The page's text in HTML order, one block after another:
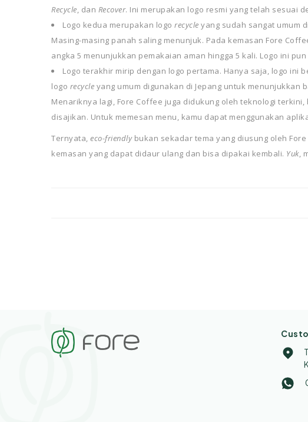
Recycle, dan Recover. Ini merupakan logo resmi yang telah sesuai
Logo kedua merupakan logo recycle yang sudah sangat umum
Masing-masing panah saling menunjuk. Pada kemasan Fore
angka 5 menunjukkan pemakaian aman hingga 5 kali. Logo ini
Logo terakhir mirip dengan logo pertama. Hanya saja, logo ini
logo recycle yang umum digunakan di Jepang untuk menunjukkan
Menariknya lagi, Fore Coffee juga didukung oleh teknologi
disajikan. Untuk memesan menu, kamu dapat menggunakan
Ternyata, eco-friendly bukan sekadar tema yang diusung oleh
kemasan yang dapat didaur ulang dan bisa dipakai kembali. Yuk,